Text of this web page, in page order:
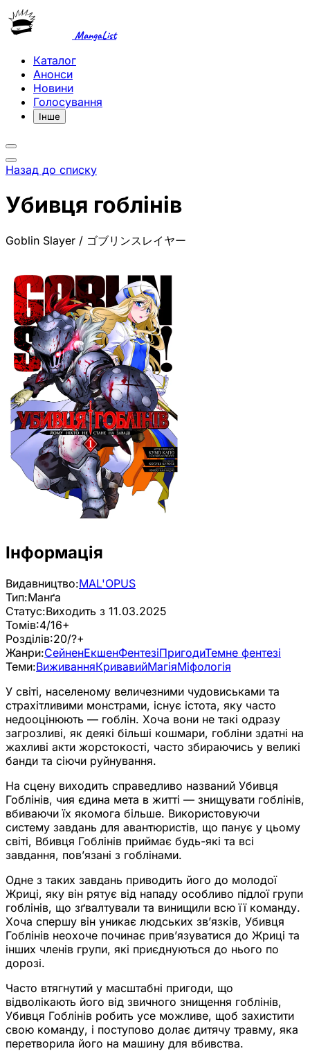
MangaList
Каталог
Анонси
Новини
Голосування
Інше
Назад до списку
Убивця гоблінів
Goblin Slayer / ゴブリンスレイヤー
Інформація
Видавництво:MAL'OPUS
Тип:Манґа
Статус:Виходить з 11.03.2025
Томів:4/16+
Розділів:20/?+
Жанри:СейненЕкшенФентезіПригодиТемне фентезі
Теми:ВиживанняКривавийМагіяМіфологія
У світі, населеному величезними чудовиськами та
страхітливими монстрами, існує істота, яку часто
недооцінюють — гоблін. Хоча вони не такі одразу
загрозливі, як деякі більші кошмари, гобліни здатні на
жахливі акти жорстокості, часто збираючись у великі
банди та сіючи руйнування.
На сцену виходить справедливо названий Убивця
Гоблінів, чия єдина мета в житті — знищувати гоблінів,
вбиваючи їх якомога більше. Використовуючи
систему завдань для авантюристів, що панує у цьому
світі, Вбивця Гоблінів приймає будь-які та всі
завдання, пов’язані з гоблінами.
Одне з таких завдань приводить його до молодої
Жриці, яку він рятує від нападу особливо підлої групи
гоблінів, що зґвалтували та винищили всю її команду.
Хоча спершу він уникає людських зв’язків, Убивця
Гоблінів неохоче починає прив’язуватися до Жриці та
інших членів групи, які приєднуються до нього по
дорозі.
Часто втягнутий у масштабні пригоди, що
відволікають його від звичного знищення гоблінів,
Убивця Гоблінів робить усе можливе, щоб захистити
свою команду, і поступово долає дитячу травму, яка
перетворила його на машину для вбивства.